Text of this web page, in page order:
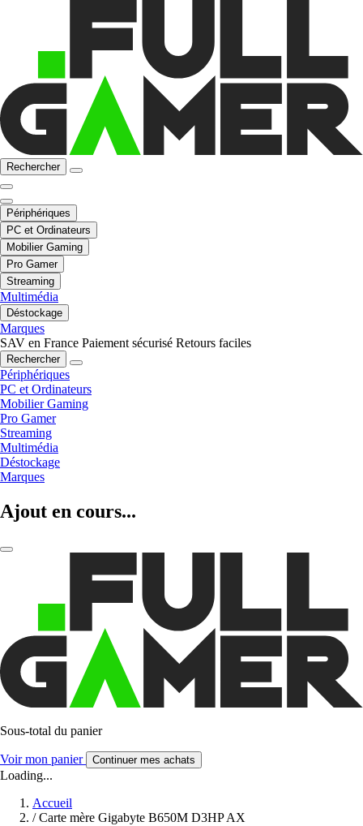
Rechercher
Périphériques
PC et Ordinateurs
Mobilier Gaming
Pro Gamer
Streaming
Multimédia
Déstockage
Marques
SAV en France Paiement sécurisé Retours faciles
Rechercher
Périphériques
PC et Ordinateurs
Mobilier Gaming
Pro Gamer
Streaming
Multimédia
Déstockage
Marques
Ajout en cours...
Sous-total du panier
Voir mon panier Continuer mes achats
Loading...
Accueil
/ Carte mère Gigabyte B650M D3HP AX